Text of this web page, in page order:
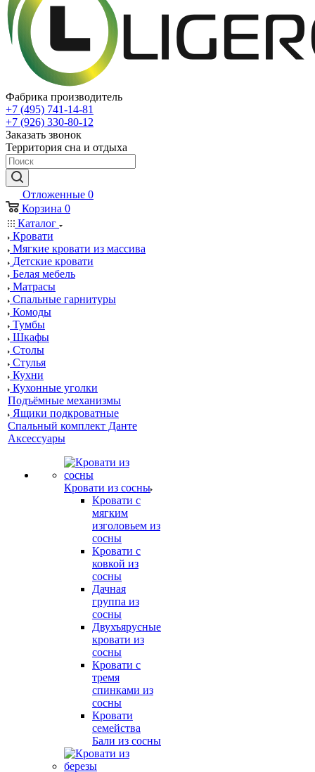
Фабрика производитель
+7 (495) 741-14-81
+7 (926) 330-80-12
Заказать звонок
Территория сна и отдыха
Отложенные 0
Корзина 0
Каталог
Кровати
Мягкие кровати из массива
Детские кровати
Белая мебель
Матрасы
Спальные гарнитуры
Комоды
Тумбы
Шкафы
Столы
Стулья
Кухни
Кухонные уголки
Подъёмные механизмы
Ящики подкроватные
Спальный комплект Данте
Аксессуары
Кровати из сосны
Кровати с
мягким
изголовьем из
сосны
Кровати с
ковкой из
сосны
Дачная
группа из
сосны
Двухъярусные
кровати из
сосны
Кровати с
тремя
спинками из
сосны
Кровати
семейства
Бали из сосны